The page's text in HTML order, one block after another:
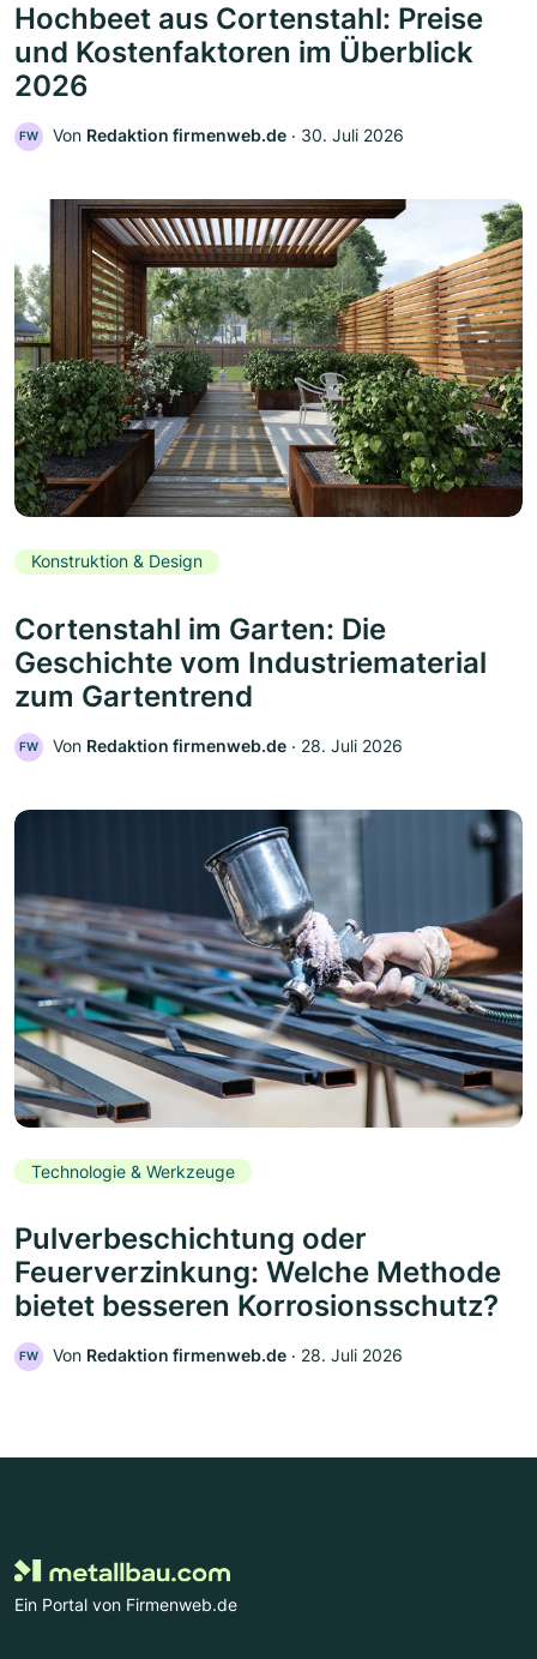
Hochbeet aus Cortenstahl: Preise
und Kostenfaktoren im Überblick
2026
FW Von Redaktion firmenweb.de ‧ 30. Juli 2026
Konstruktion & Design
Cortenstahl im Garten: Die
Geschichte vom Industriematerial
zum Gartentrend
FW Von Redaktion firmenweb.de ‧ 28. Juli 2026
Technologie & Werkzeuge
Pulverbeschichtung oder
Feuerverzinkung: Welche Methode
bietet besseren Korrosionsschutz?
FW Von Redaktion firmenweb.de ‧ 28. Juli 2026
Ein Portal von Firmenweb.de